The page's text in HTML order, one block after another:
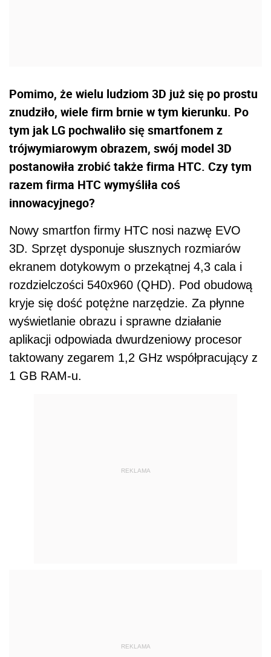
Pomimo, że wielu ludziom 3D już się po prostu
znudziło, wiele firm brnie w tym kierunku. Po
tym jak LG pochwaliło się smartfonem z
trójwymiarowym obrazem, swój model 3D
postanowiła zrobić także firma HTC. Czy tym
razem firma HTC wymyśliła coś
innowacyjnego?
Nowy smartfon firmy HTC nosi nazwę EVO
3D. Sprzęt dysponuje słusznych rozmiarów
ekranem dotykowym o przekątnej 4,3 cala i
rozdzielczości 540x960 (QHD). Pod obudową
kryje się dość potężne narzędzie. Za płynne
wyświetlanie obrazu i sprawne działanie
aplikacji odpowiada dwurdzeniowy procesor
taktowany zegarem 1,2 GHz współpracujący z
1 GB RAM-u.
REKLAMA
REKLAMA